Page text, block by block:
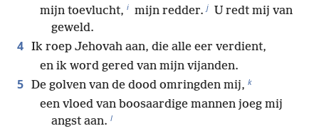
mijn toevlucht, i mijn redder. j U redt mij van
geweld.
4 Ik roep Jehovah aan, die alle eer verdient,
en ik word gered van mijn vijanden.
5 De golven van de dood omringden mij, k
een vloed van boosaardige mannen joeg mij
angst aan. l